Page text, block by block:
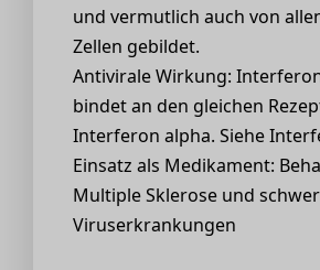
und vermutlich auch von
Zellen gebildet.
Antivirale Wirkung:
bindet an den gleichen
Interferon alpha. Siehe
Einsatz als Medikament:
Multiple Sklerose und
Viruserkrankungen